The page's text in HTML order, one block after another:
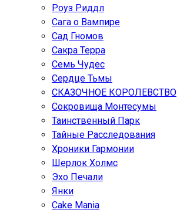
Роуз Риддл
Сага о Вампире
Сад Гномов
Сакра Терра
Семь Чудес
Сердце Тьмы
СКАЗОЧНОЕ КОРОЛЕВСТВО
Сокровища Монтесумы
Таинственный Парк
Тайные Расследования
Хроники Гармонии
Шерлок Холмс
Эхо Печали
Янки
Cake Mania